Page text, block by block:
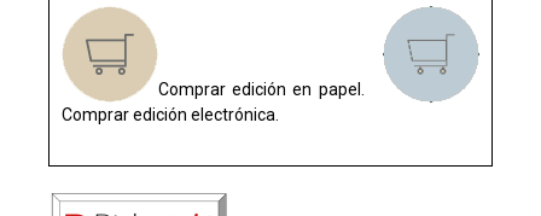
Comprar edición en papel.
Comprar edición electrónica.